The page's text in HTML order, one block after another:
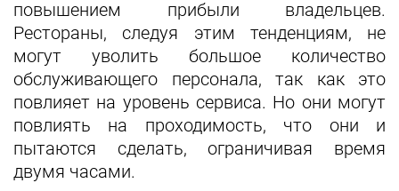
повышением прибыли владельцев.
Рестораны, следуя этим тенденциям, не
могут уволить большое количество
обслуживающего персонала, так как это
повлияет на уровень сервиса. Но они могут
повлиять на проходимость, что они и
пытаются сделать, ограничивая время
двумя часами.